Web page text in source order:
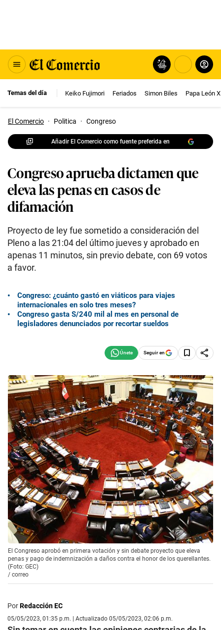
Temas del día Keiko Fujimori Feriados Simon Biles Papa León
El Comercio · Politica · Congreso
Añadir El Comercio como fuente preferida en
Congreso aprueba dictamen que
eleva las penas en casos de
difamación
Proyecto de ley fue sometido a consideración del
Pleno a las 21:04 del último jueves y aprobado en
apenas 11 minutos, sin previo debate, con 69 votos
a favor.
Congreso: ¿cuánto gastó en viáticos para viajes
internacionales en solo tres meses?
Congreso gasta S/240 mil al mes en personal de
legisladores denunciados por recortar sueldos
Seguir en
El Congreso aprobó en primera votación y sin debate proyecto que eleva
penas y pago de indemnización a daños contra el honor de los querellantes.
(Foto: GEC)
/ correo
PorRedacción EC
05/05/2023, 01:35 p.m. | Actualizado 05/05/2023, 02:06 p.m.